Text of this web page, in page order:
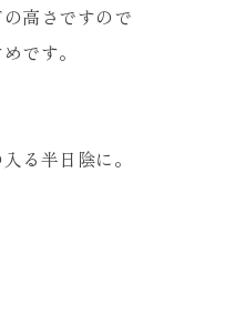
高さですので
です。
る半日陰に。